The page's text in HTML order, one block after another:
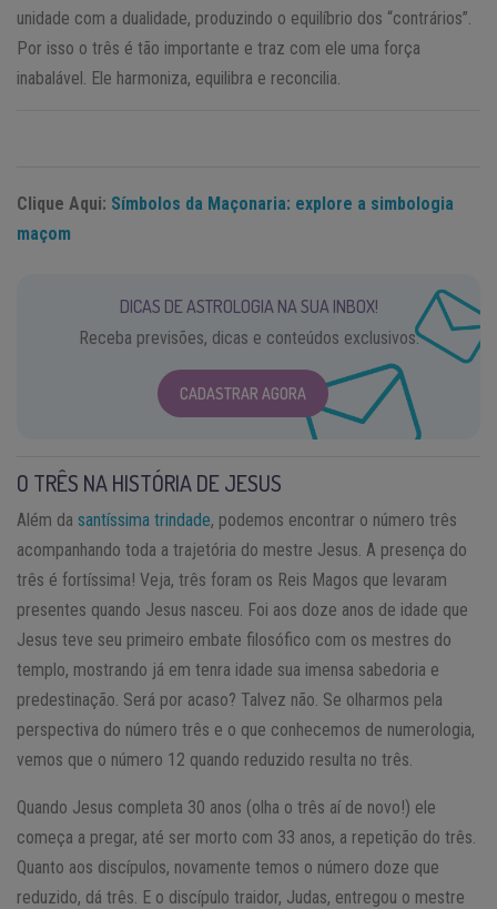
unidade com a dualidade, produzindo o equilíbrio dos “contrários”.
Por isso o três é tão importante e traz com ele uma força
inabalável. Ele harmoniza, equilibra e reconcilia.
Clique Aqui: Símbolos da Maçonaria: explore a simbologia
maçom
DICAS DE ASTROLOGIA NA SUA INBOX!
Receba previsões, dicas e conteúdos exclusivos.
CADASTRAR AGORA
O TRÊS NA HISTÓRIA DE JESUS
Além da santíssima trindade, podemos encontrar o número três
acompanhando toda a trajetória do mestre Jesus. A presença do
três é fortíssima! Veja, três foram os Reis Magos que levaram
presentes quando Jesus nasceu. Foi aos doze anos de idade que
Jesus teve seu primeiro embate filosófico com os mestres do
templo, mostrando já em tenra idade sua imensa sabedoria e
predestinação. Será por acaso? Talvez não. Se olharmos pela
perspectiva do número três e o que conhecemos de numerologia,
vemos que o número 12 quando reduzido resulta no três.
Quando Jesus completa 30 anos (olha o três aí de novo!) ele
começa a pregar, até ser morto com 33 anos, a repetição do três.
Quanto aos discípulos, novamente temos o número doze que
reduzido, dá três. E o discípulo traidor, Judas, entregou o mestre